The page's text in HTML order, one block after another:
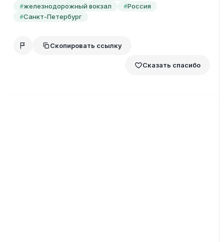
#железнодорожный вокзал #Россия
#Санкт-Петербург
Скопировать ссылку
Сказать спасибо